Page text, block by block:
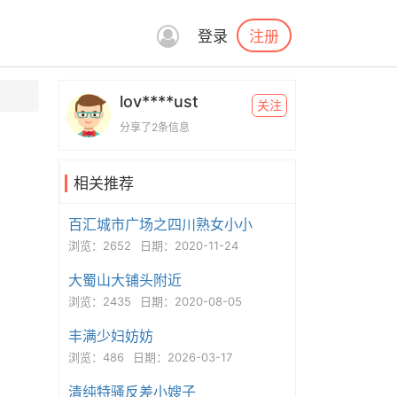
登录 注册
lov****ust
分享了2条信息
关注
相关推荐
百汇城市广场之四川熟女小小
浏览：2652 日期：2020-11-24
大蜀山大铺头附近
浏览：2435 日期：2020-08-05
丰满少妇妨妨
浏览：486 日期：2026-03-17
清纯特骚反差小嫂子